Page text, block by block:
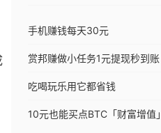
手机赚钱每天30元
赏邦赚做小任务1元提现秒到账
吃喝玩乐用它都省钱
10元也能买点BTC「财富增值」